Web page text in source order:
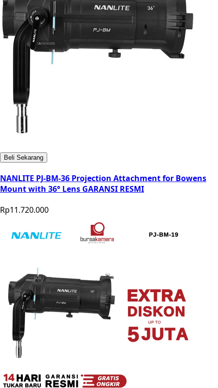
Beli Sekarang
NANLITE PJ-BM-36 Projection Attachment for Bowens
Mount with 36° Lens GARANSI RESMI
Rp11.720.000